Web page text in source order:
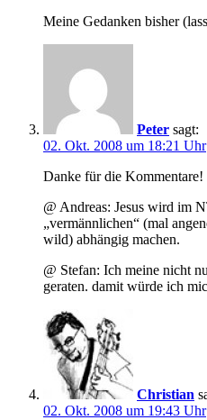
Meine Gedanken bisher
Peter sagt:
02. Okt. 2008 um 18:21 Uhr
Danke für die Kommentare!
@ Andreas: Jesus wird im
„vermännlichen“ (mal
wild) abhängig machen.
@ Stefan: Ich meine nicht
geraten. damit würde ich
Christian
02. Okt. 2008 um 19:43 Uhr